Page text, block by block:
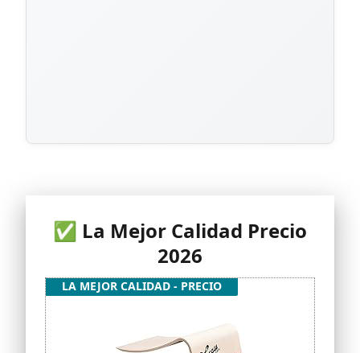
✅ La Mejor Calidad Precio
2026
LA MEJOR CALIDAD - PRECIO